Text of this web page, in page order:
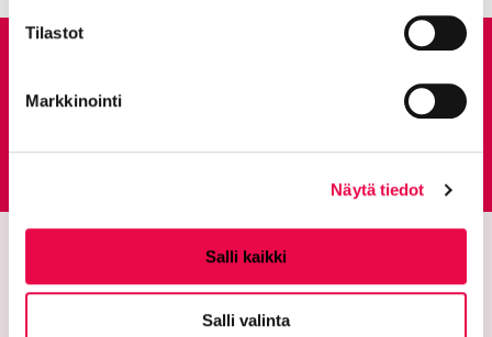
Tilastot
Markkinointi
Näytä tiedot
Salli kaikki
Salli valinta
Palautepalvelu